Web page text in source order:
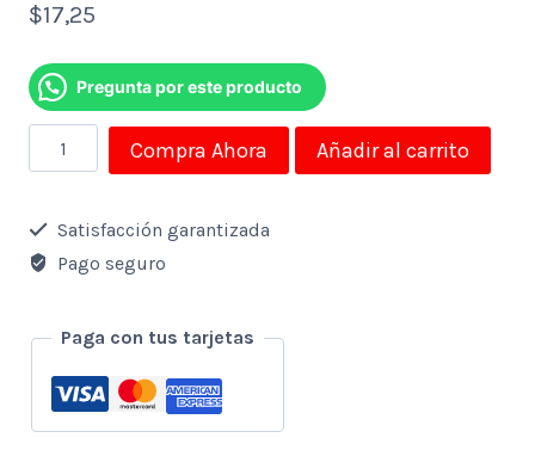
$17,25
Pregunta por este producto
Organizador
carro
cantidad
Compra Ahora Añadir al carrito
Satisfacción garantizada
Pago seguro
Paga con tus tarjetas